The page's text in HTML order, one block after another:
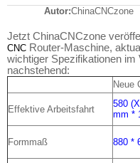
alten ChinaCNCzone CNC
Autor:ChinaCNCzone
Jetzt ChinaCNCzone
CNC Router-Maschine,
wichtiger Spezifikationen im
nachstehend:
Neue
Effektive Arbeitsfahrt
580
mm *
Formmaß 880 *